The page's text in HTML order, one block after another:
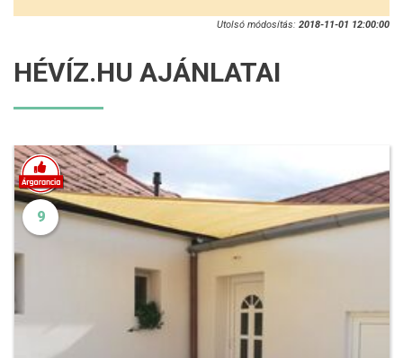
Utolsó módosítás: 2018-11-01 12:00:00
HÉVÍZ.HU AJÁNLATAI
9